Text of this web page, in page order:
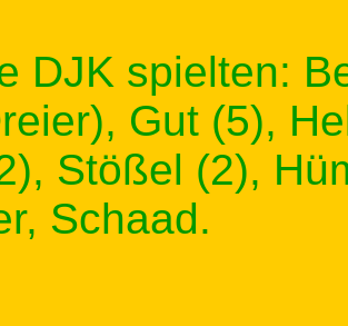
DJK spielten:
Gut (5),
Stößel (2),
Schaad.